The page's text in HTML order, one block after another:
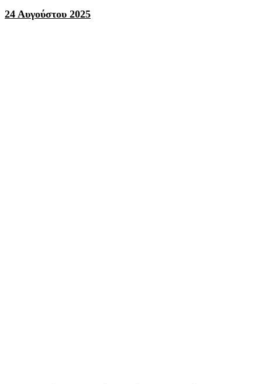
24 Αυγούστου 2025